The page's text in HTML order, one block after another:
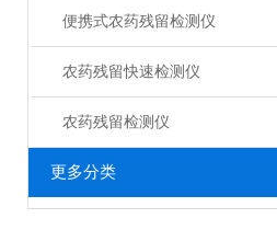
便携式农药残留检测仪
农药残留快速检测仪
农药残留检测仪
更多分类